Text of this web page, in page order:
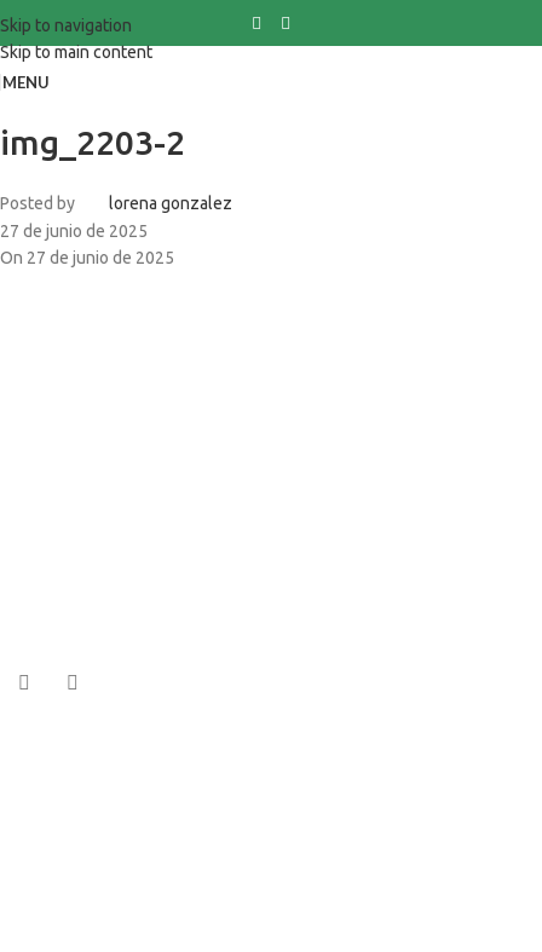
Skip to navigation
Skip to main content
MENU
img_2203-2
Posted by
lorena gonzalez
27 de junio de 2025
On 27 de junio de 2025